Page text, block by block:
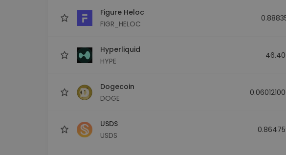
Figure Heloc
FIGR_HELOC
Hyperliquid
HYPE
Dogecoin
DOGE
USDS
USDS